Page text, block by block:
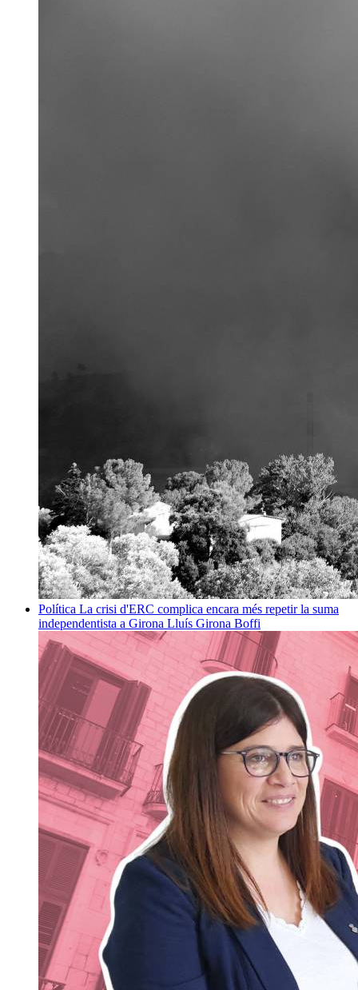
Política La crisi d'ERC complica encara més repetir la suma
independentista a Girona Lluís Girona Boffi